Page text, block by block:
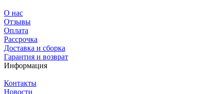
О нас
Отзывы
Оплата
Рассрочка
Доставка и сборка
Гарантия и возврат
Информация
Контакты
Новости